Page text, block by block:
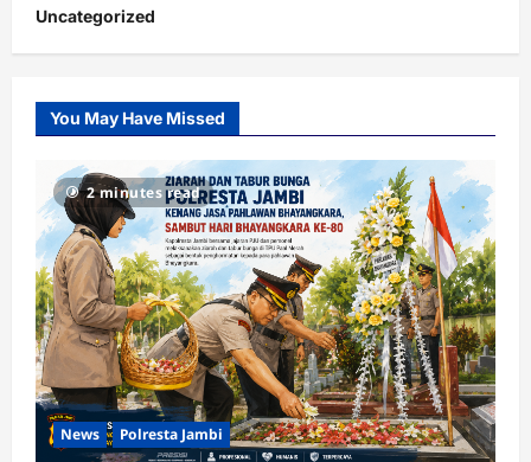
Uncategorized
You May Have Missed
2 minutes read
News Polresta Jambi